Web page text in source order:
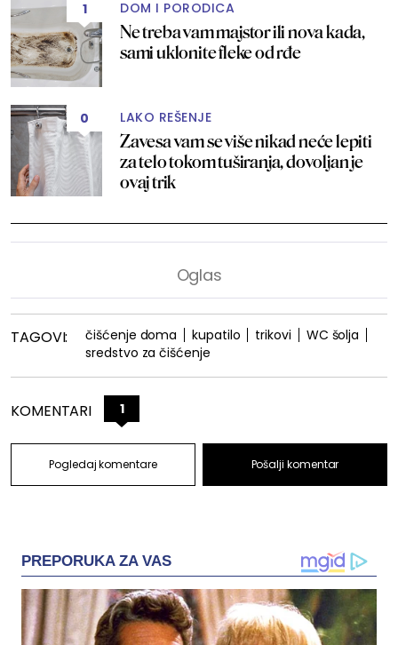
1 DOM I PORODICA
Ne treba vam majstor ili nova kada,
sami uklonite fleke od rđe
0 LAKO REŠENJE
Zavesa vam se više nikad neće lepiti
za telo tokom tuširanja, dovoljan je
ovaj trik
TAGOVI: čišćenje doma kupatilo trikovi
WC šolja
sredstvo za čišćenje
KOMENTARI 1
Pogledaj komentare Pošalji komentar
PREPORUKA ZA VAS